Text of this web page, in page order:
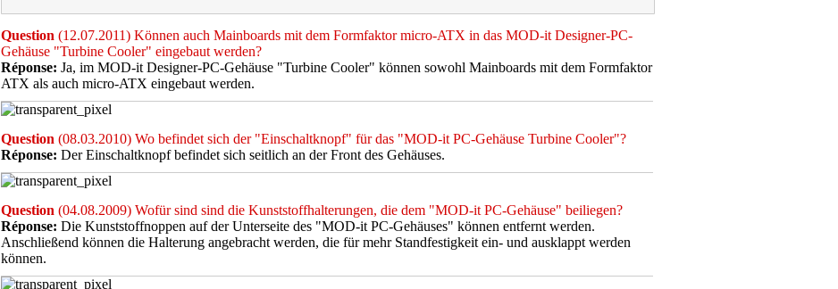
Question (12.07.2011) Können auch Mainboards mit dem Formfaktor micro-ATX in das MOD-it Designer-PC-
Gehäuse "Turbine Cooler" eingebaut werden?
Réponse: Ja, im MOD-it Designer-PC-Gehäuse "Turbine Cooler" können sowohl Mainboards mit dem Formfaktor
ATX als auch micro-ATX eingebaut werden.
Question (08.03.2010) Wo befindet sich der "Einschaltknopf" für das "MOD-it PC-Gehäuse Turbine Cooler"?
Réponse: Der Einschaltknopf befindet sich seitlich an der Front des Gehäuses.
Question (04.08.2009) Wofür sind sind die Kunststoffhalterungen, die dem "MOD-it PC-Gehäuse" beiliegen?
Réponse: Die Kunststoffnoppen auf der Unterseite des "MOD-it PC-Gehäuses" können entfernt werden.
Anschließend können die Halterung angebracht werden, die für mehr Standfestigkeit ein- und ausklappt werden
können.